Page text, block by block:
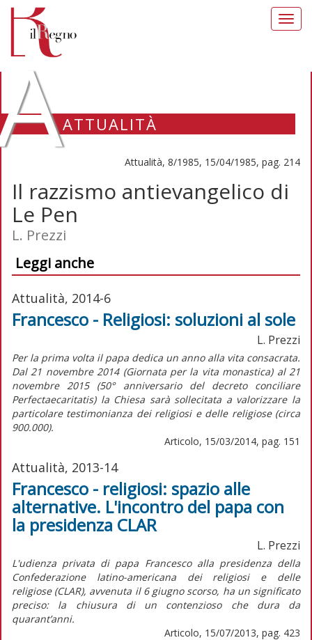
ATTUALITÀ
Attualità, 8/1985, 15/04/1985, pag. 214
Il razzismo antievangelico di
Le Pen
L. Prezzi
Leggi anche
Attualità, 2014-6
Francesco - Religiosi: soluzioni al sole
L. Prezzi
Per la prima volta il papa dedica un anno alla vita consacrata.
Dal 21 novembre 2014 (Giornata per la vita monastica) al 21
novembre 2015 (50° anniversario del decreto conciliare
Perfectaecaritatis) la Chiesa sarà sollecitata a valorizzare la
particolare testimonianza dei religiosi e delle religiose (circa
900.000).
Articolo, 15/03/2014, pag. 151
Attualità, 2013-14
Francesco - religiosi: spazio alle
alternative. L'incontro del papa con
la presidenza CLAR
L. Prezzi
L'udienza privata di papa Francesco alla presidenza della
Confederazione latino-americana dei religiosi e delle
religiose (CLAR), avvenuta il 6 giugno scorso, ha un significato
preciso: la chiusura di un contenzioso che dura da
quarant’anni.
Articolo, 15/07/2013, pag. 423